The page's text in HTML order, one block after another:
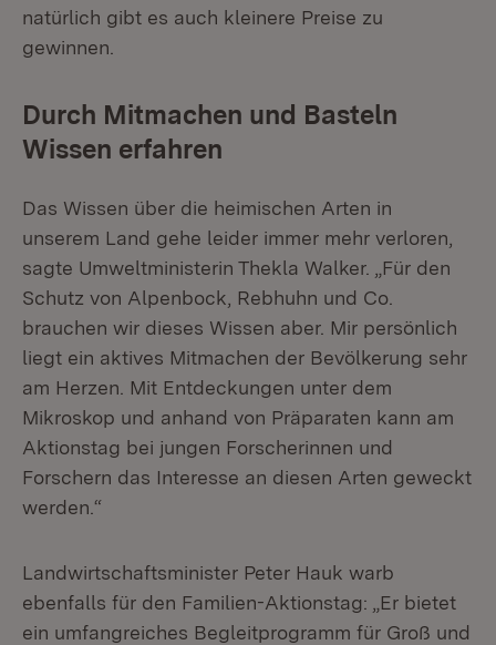
natürlich gibt es auch kleinere Preise zu
gewinnen.
Durch Mitmachen und Basteln
Wissen erfahren
Das Wissen über die heimischen Arten in
unserem Land gehe leider immer mehr verloren,
sagte Umweltministerin Thekla Walker. „Für den
Schutz von Alpenbock, Rebhuhn und Co.
brauchen wir dieses Wissen aber. Mir persönlich
liegt ein aktives Mitmachen der Bevölkerung sehr
am Herzen. Mit Entdeckungen unter dem
Mikroskop und anhand von Präparaten kann am
Aktionstag bei jungen Forscherinnen und
Forschern das Interesse an diesen Arten geweckt
werden.“
Landwirtschaftsminister Peter Hauk warb
ebenfalls für den Familien-Aktionstag: „Er bietet
ein umfangreiches Begleitprogramm für Groß und